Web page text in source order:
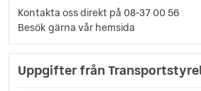
Kontakta oss direkt på 08-37 00 56
Besök gärna vår hemsida
Uppgifter från